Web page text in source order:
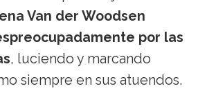
Van der Woodsen
por las
, luciendo y marcando
siempre en sus atuendos.